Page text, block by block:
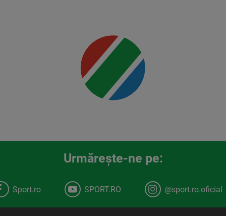
Urmăreşte-ne pe:
Sport.ro SPORT.RO @sport.ro.oficial